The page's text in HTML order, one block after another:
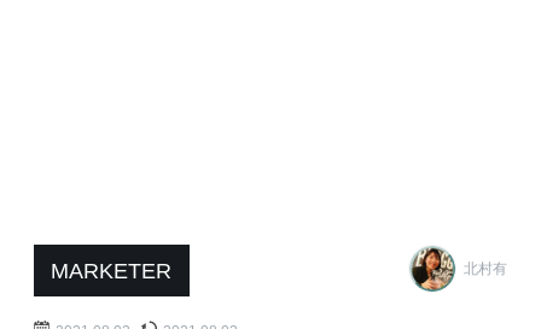
MARKETER 北村有